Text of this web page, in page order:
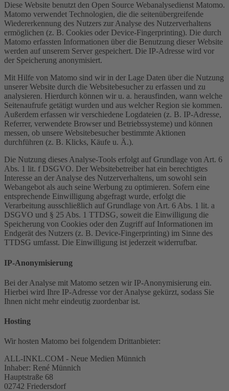
Diese Website benutzt den Open Source Webanalysedienst Matomo.
Matomo verwendet Technologien, die die seitenübergreifende
Wiedererkennung des Nutzers zur Analyse des Nutzerverhaltens
ermöglichen (z. B. Cookies oder Device-Fingerprinting). Die durch
Matomo erfassten Informationen über die Benutzung dieser Website
werden auf unserem Server gespeichert. Die IP-Adresse wird vor
der Speicherung anonymisiert.
Mit Hilfe von Matomo sind wir in der Lage Daten über die Nutzung
unserer Website durch die Websitebesucher zu erfassen und zu
analysieren. Hierdurch können wir u. a. herausfinden, wann welche
Seitenaufrufe getätigt wurden und aus welcher Region sie kommen.
Außerdem erfassen wir verschiedene Logdateien (z. B. IP-Adresse,
Referrer, verwendete Browser und Betriebssysteme) und können
messen, ob unsere Websitebesucher bestimmte Aktionen
durchführen (z. B. Klicks, Käufe u. Ä.).
Die Nutzung dieses Analyse-Tools erfolgt auf Grundlage von Art. 6
Abs. 1 lit. f DSGVO. Der Websitebetreiber hat ein berechtigtes
Interesse an der Analyse des Nutzerverhaltens, um sowohl sein
Webangebot als auch seine Werbung zu optimieren. Sofern eine
entsprechende Einwilligung abgefragt wurde, erfolgt die
Verarbeitung ausschließlich auf Grundlage von Art. 6 Abs. 1 lit. a
DSGVO und § 25 Abs. 1 TTDSG, soweit die Einwilligung die
Speicherung von Cookies oder den Zugriff auf Informationen im
Endgerät des Nutzers (z. B. Device-Fingerprinting) im Sinne des
TTDSG umfasst. Die Einwilligung ist jederzeit widerrufbar.
IP-Anonymisierung
Bei der Analyse mit Matomo setzen wir IP-Anonymisierung ein.
Hierbei wird Ihre IP-Adresse vor der Analyse gekürzt, sodass Sie
Ihnen nicht mehr eindeutig zuordenbar ist.
Hosting
Wir hosten Matomo bei folgendem Drittanbieter:
ALL-INKL.COM - Neue Medien Münnich
Inhaber: René Münnich
Hauptstraße 68
02742 Friedersdorf